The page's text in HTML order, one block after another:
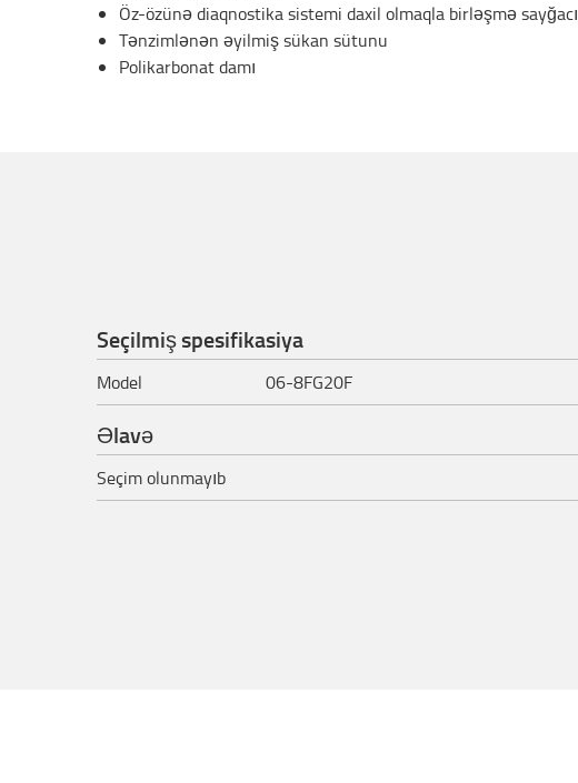
Öz-özünə diaqnostika sistemi daxil olmaqla birləşmə sayğacı
Tənzimlənən əyilmiş sükan sütunu
Polikarbonat damı
Seçilmiş spesifikasiya
Model 06-8FG20F
Əlavə
Seçim olunmayıb